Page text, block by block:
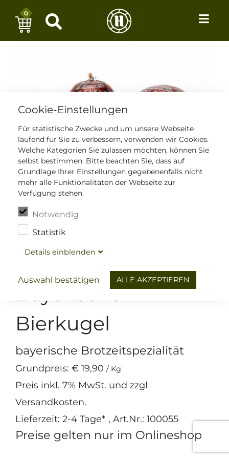
Cookie-Einstellungen
Für statistische Zwecke und um unsere Webseite
laufend für Sie zu verbessern, verwenden wir Cookies.
Welche Kategorien Sie zulassen möchten, können Sie
selbst bestimmen. Bitte beachten Sie, dass auf
Grundlage Ihrer Einstellungen gegebenenfalls nicht
mehr alle Funktionalitäten der Webseite zur
Verfügung stehen.
Notwendig
Statistik
Details einblenden
Auswahl bestätigen ALLE AKZEPTIEREN
0
Wurst
Bayerische-
Bierkugel
bayerische Brotzeitspezialität
Grundpreis: € 19,90 / Kg
Preis inkl. 7% MwSt. und zzgl
Versandkosten.
Lieferzeit: 2-4 Tage* , Art.Nr.: 100055
Preise gelten nur im Onlineshop